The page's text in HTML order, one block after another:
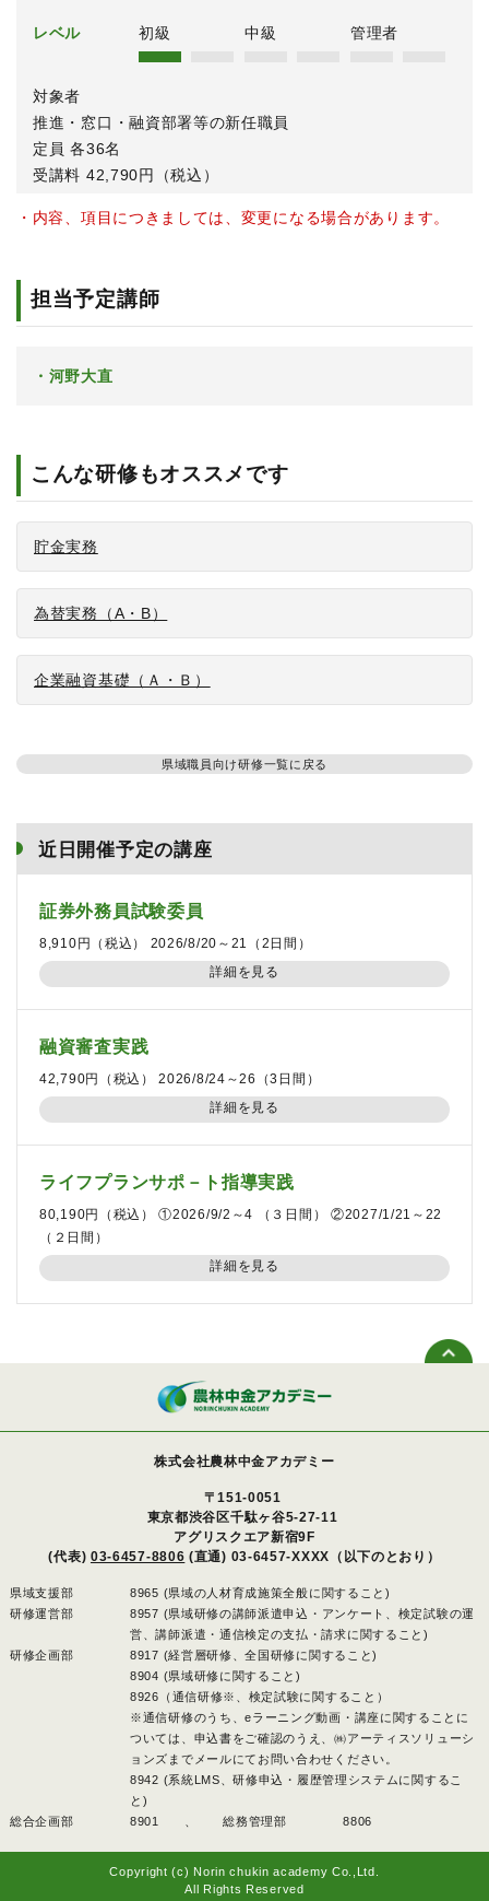
レベル 初級 中級 管理者
対象者
推進・窓口・融資部署等の新任職員
定員 各36名
受講料 42,790円（税込）
・内容、項目につきましては、変更になる場合があります。
担当予定講師
河野大直
こんな研修もオススメです
貯金実務
為替実務（A・B）
企業融資基礎（Ａ・Ｂ）
県域職員向け研修一覧に戻る
近日開催予定の講座
証券外務員試験委員
8,910円（税込） 2026/8/20～21（2日間）
詳細を見る
融資審査実践
42,790円（税込） 2026/8/24～26（3日間）
詳細を見る
ライフプランサポ－ト指導実践
80,190円（税込） ①2026/9/2～4 （３日間） ②2027/1/21～22
（２日間）
詳細を見る
株式会社農林中金アカデミー
〒151-0051
東京都渋谷区千駄ヶ谷5-27-11
アグリスクエア新宿9F
(代表) 03-6457-8806 (直通) 03-6457-XXXX（以下のとおり）
県域支援部
8965 (県域の人材育成施策全般に関すること)
研修運営部
8957 (県域研修の講師派遣申込・アンケート、検定試験の運
営、講師派遣・通信検定の支払・請求に関すること)
研修企画部
8917 (経営層研修、全国研修に関すること)
8904 (県域研修に関すること)
8926（通信研修※、検定試験に関すること）
※通信研修のうち、eラーニング動画・講座に関することに
ついては、申込書をご確認のうえ、㈱アーティスソリューシ
ョンズまでメールにてお問い合わせください。
8942 (系統LMS、研修申込・履歴管理システムに関するこ
と)
総合企画部
8901 、総務管理部 8806
Copyright (c) Norin chukin academy Co.,Ltd.
All Rights Reserved